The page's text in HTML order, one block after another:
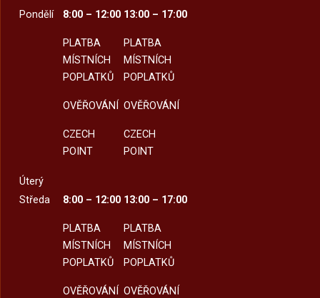
Pondělí 8:00 – 12:00
PLATBA
MÍSTNÍCH
POPLATKŮ
OVĚŘOVÁNÍ
CZECH
POINT
13:00 – 17:00
PLATBA
MÍSTNÍCH
POPLATKŮ
OVĚŘOVÁNÍ
CZECH
POINT
Úterý
Středa
8:00 – 12:00
PLATBA
MÍSTNÍCH
POPLATKŮ
OVĚŘOVÁNÍ
13:00 – 17:00
PLATBA
MÍSTNÍCH
POPLATKŮ
OVĚŘOVÁNÍ